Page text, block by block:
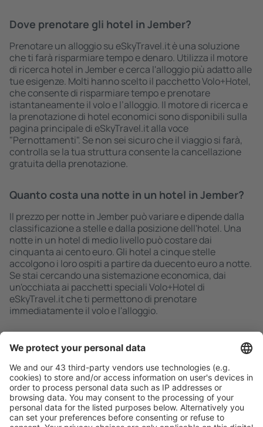
Dove prenotare gli hotel in Jember?
Prenotare un alloggio su eSkyTravel.it è una soluzione
che ti farà risparmiare tempo e denaro. Utilizza il motore
di ricerca hotel in Jember e cerca l'alloggio più adatto alle
tue esigenze. Molti hanno scelto il pacchetto Volo+Hotel,
che consente di risparmiare tempo e prenotare
istantaneamente il volo e l’alloggio. Il motore di ricerca e
la prenotazione di hotel economici sono disponibili sulla
pagina principale di eSkyTravel.it alla voce
"Pernottamenti". Se non sei sicuro che il viaggio si farà,
controlla se la tua struttura consente la cancellazione
gratuita della prenotazione.
Quanto costa una notte in un hotel in Jember?
Il prezzo per notte in Jember può variare e dipende dalla
classificazione a stelle e dalla posizione dell'hotel. Una
notte in un hotel di medio livello può costare dai
cinquanta ai cento euro. Gli hotel a cinque stelle
accolgono i loro ospiti a partire da duecento euro a notte.
Se stai cercando una sistemazione economica, dai
un'occhiata ai pacchetti speciali Volo+Hotel di
eSkyTravel.it che ti permettono di prenotare
immediatamente il volo e l'alloggio.
Ricerca rapida e semplice
Offerta su misura per le tue aspettative.
Pianifica in sicurezza